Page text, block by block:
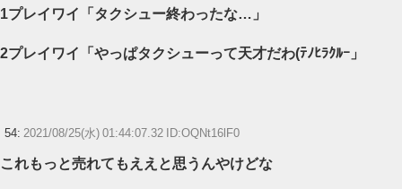
1プレイワイ「タクシュー終わったな…」
2プレイワイ「やっぱタクシューって天才だわ(ﾃﾉﾋﾗｸﾙｰ」
54: 2021/08/25(水) 01:44:07.32 ID:OQNt16lF0
これもっと売れてもええと思うんやけどな